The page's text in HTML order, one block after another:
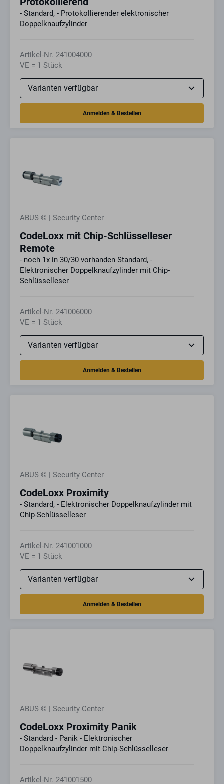
- Standard, - Protokollierender elektronischer
Doppelknaufzylinder
Artikel-Nr. 241004000
VE = 1 Stück
ABUS © | Security Center
CodeLoxx mit Chip-Schlüsselleser
Remote
- noch 1x in 30/30 vorhanden Standard, -
Elektronischer Doppelknaufzylinder mit Chip-
Schlüsselleser
Artikel-Nr. 241006000
VE = 1 Stück
ABUS © | Security Center
CodeLoxx Proximity
- Standard, - Elektronischer Doppelknaufzylinder mit
Chip-Schlüsselleser
Artikel-Nr. 241001000
VE = 1 Stück
ABUS © | Security Center
CodeLoxx Proximity Panik
- Standard - Panik - Elektronischer
Doppelknaufzylinder mit Chip-Schlüsselleser
Artikel-Nr. 241001500